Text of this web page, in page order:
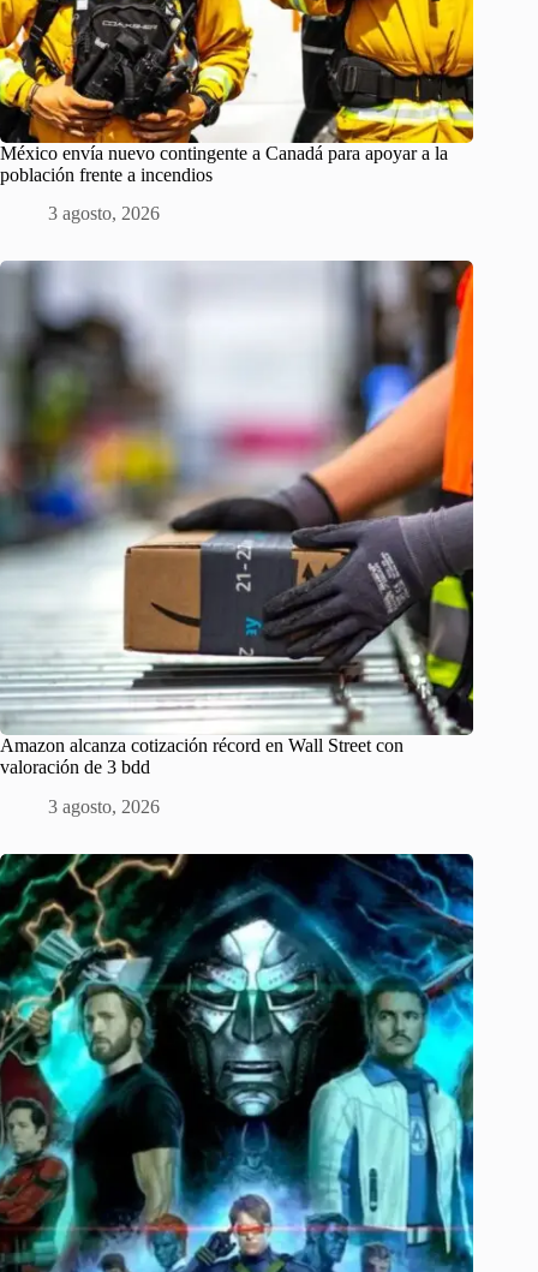
México envía nuevo contingente a Canadá para apoyar a la
población frente a incendios
3 agosto, 2026
Amazon alcanza cotización récord en Wall Street con
valoración de 3 bdd
3 agosto, 2026